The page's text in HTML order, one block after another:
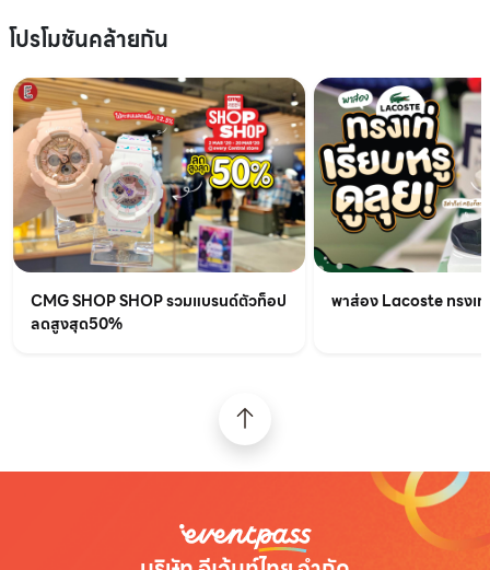
โปรโมชันคล้ายกัน
CMG SHOP SHOP รวมแบรนด์ตัวท็อป
ลดสูงสุด50%
พาส่อง Lacoste ทรงเ